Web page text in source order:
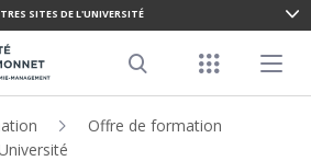
SITES DE L'UNIVERSITÉ
Menu Menu
Offre de formation